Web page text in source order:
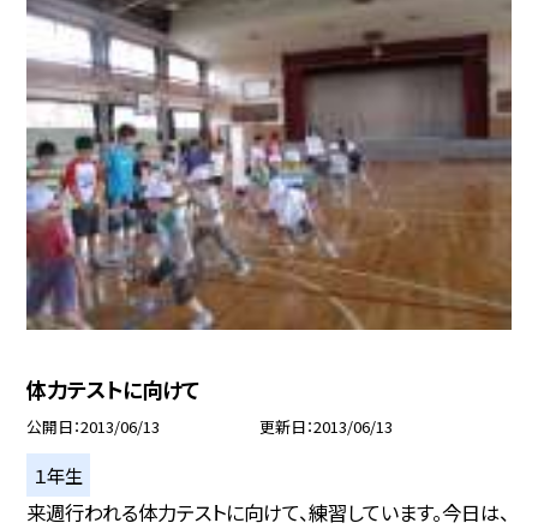
体力テストに向けて
公開日 2013/06/13 更新日 2013/06/13
１年生
来週行われる体力テストに向けて、練習しています。今日は、